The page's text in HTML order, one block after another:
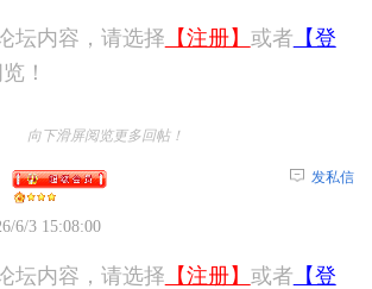
坛内容，请选择 【注册】 或者 【登
！
向下滑屏阅览更多回帖！
6/3 15:08:00
发私信
坛内容，请选择 【注册】 或者 【登